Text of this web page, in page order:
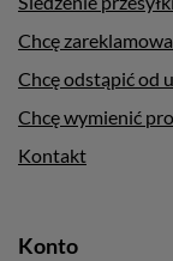
Chcę
Chcę odstąpić od
Chcę wymienić
Kontakt
Konto